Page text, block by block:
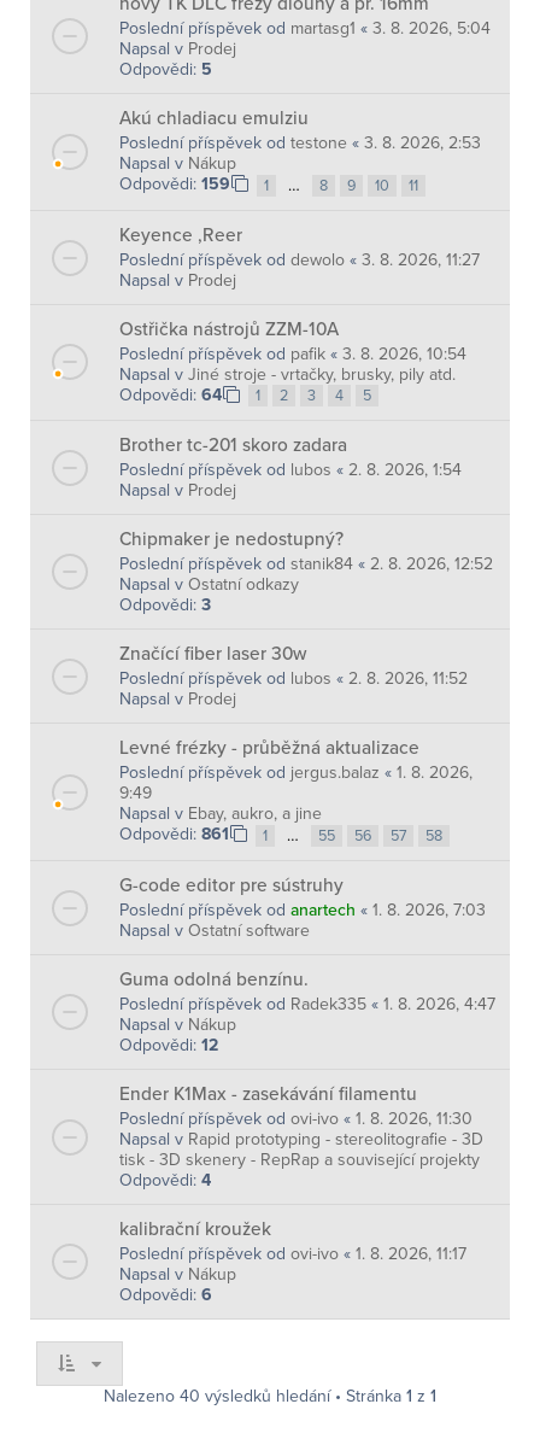
Poslední příspěvek od martasg1 « 3. 8. 2026, 5:04
Napsal v Prodej
Odpovědi: 5
Akú chladiacu emulziu
Poslední příspěvek od testone « 3. 8. 2026, 2:53
Napsal v Nákup
Odpovědi: 159 1 … 8 9 10 11
Keyence ,Reer
Poslední příspěvek od dewolo « 3. 8. 2026, 11:27
Napsal v Prodej
Ostřička nástrojů ZZM-10A
Poslední příspěvek od pafik « 3. 8. 2026, 10:54
Napsal v Jiné stroje - vrtačky, brusky, pily atd.
Odpovědi: 64 1 2 3 4 5
Brother tc-201 skoro zadara
Poslední příspěvek od lubos « 2. 8. 2026, 1:54
Napsal v Prodej
Chipmaker je nedostupný?
Poslední příspěvek od stanik84 « 2. 8. 2026, 12:52
Napsal v Ostatní odkazy
Odpovědi: 3
Značící fiber laser 30w
Poslední příspěvek od lubos « 2. 8. 2026, 11:52
Napsal v Prodej
Levné frézky - průběžná aktualizace
Poslední příspěvek od jergus.balaz « 1. 8. 2026,
9:49
Napsal v Ebay, aukro, a jine
Odpovědi: 861 1 … 55 56 57 58
G-code editor pre sústruhy
Poslední příspěvek od anartech « 1. 8. 2026, 7:03
Napsal v Ostatní software
Guma odolná benzínu.
Poslední příspěvek od Radek335 « 1. 8. 2026, 4:47
Napsal v Nákup
Odpovědi: 12
Ender K1Max - zasekávání filamentu
Poslední příspěvek od ovi-ivo « 1. 8. 2026, 11:30
Napsal v Rapid prototyping - stereolitografie - 3D
tisk - 3D skenery - RepRap a související projekty
Odpovědi: 4
kalibrační kroužek
Poslední příspěvek od ovi-ivo « 1. 8. 2026, 11:17
Napsal v Nákup
Odpovědi: 6
Nalezeno 40 výsledků hledání • Stránka 1 z 1